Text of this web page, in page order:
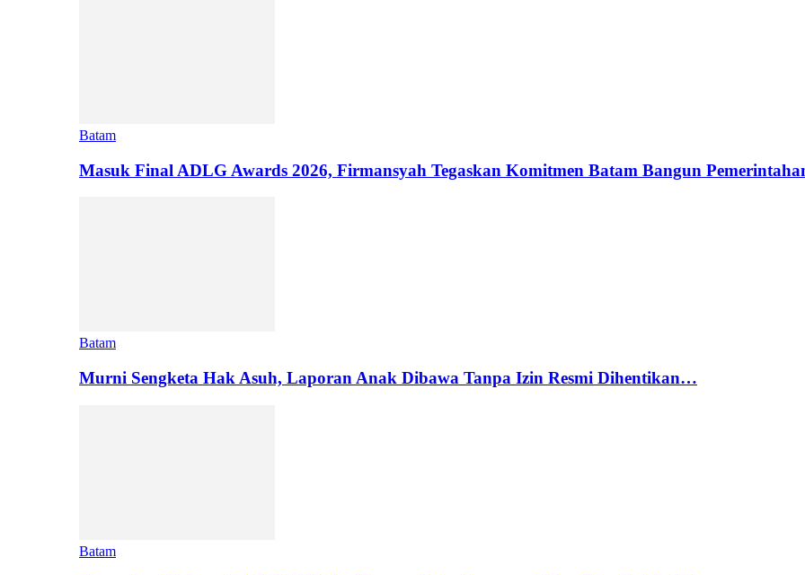
Batam
Masuk Final ADLG Awards 2026, Firmansyah Tegaskan Komitmen Batam Bangun
Batam
Murni Sengketa Hak Asuh, Laporan Anak Dibawa Tanpa Izin Resmi Dihentikan…
Batam